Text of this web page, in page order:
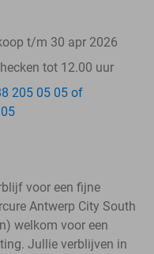
t/m 30 apr 2026
tot 12.00 uur
205 05 05 of
voor een fijne
Antwerp City South
welkom voor een
Jullie verblijven in